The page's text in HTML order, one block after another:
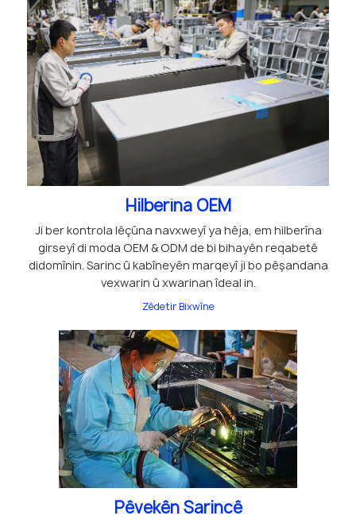
Hilberîna OEM
Ji ber kontrola lêçûna navxweyî ya hêja, em hilberîna
girseyî di moda OEM & ODM de bi bihayên reqabetê
didomînin. Sarinc û kabîneyên marqeyî ji bo pêşandana
vexwarin û xwarinan îdeal in.
Zêdetir Bixwîne
Pêvekên Sarincê